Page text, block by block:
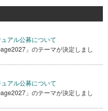
アル公募について
」のテーマが決定しまし
アル公募について
」のテーマが決定しまし